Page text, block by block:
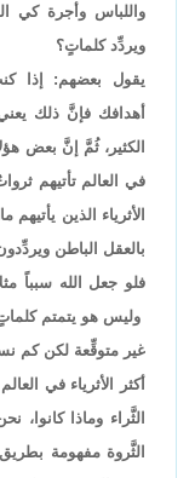
واللباس وأجرة كي
ويردِّد كلماتٍ؟
يقول بعضهم: إذا
أهدافك فإنَّ ذلك
الكثير، ثُمَّ إنَّ بعض
في العالم تأتيهم
الأثرياء الذين
بالعقل الباطن
فلو جعل الله سبباً
وليس هو يتمتم
غير متوقِّعة لكن كم
أكثر الأثرياء في
الثَّراء وماذا
الثَّروة مفهومة